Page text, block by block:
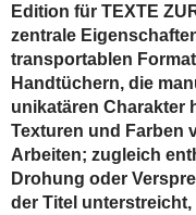
Edition für TEXTE
zentrale
transportablen
Handtüchern, die
unikatären Charakter
Texturen und Farben
Arbeiten; zugleich
Drohung oder
der Titel